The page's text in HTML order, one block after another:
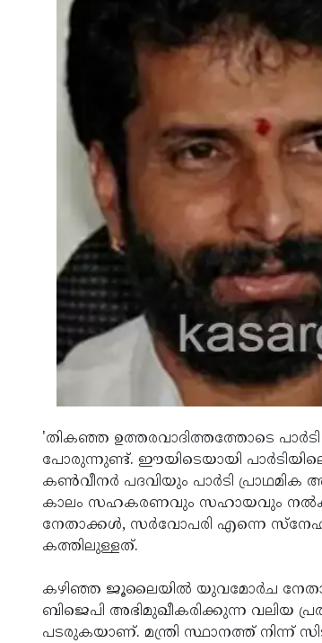
'തികഞ്ഞ ഉത്തരവാദിത്തത്തോടെ
പോരുന്നുണ്ട്. ഈയിടെയായി
കൺവീനർ പദവിയും പാർടി
കാലം സഹകരണവും സഹായവും
നേതാക്കൾ, സർവോപരി എന്നെ
കത്തിലുള്ളത്.
കഴിഞ്ഞ ജൂലൈയിൽ യുവമോർച നേതാവ്
ബിജെപി അഭിമുഖീകരിക്കുന്ന വലിയ
പടരുകയാണ്. മന്ത്രി സ്ഥാനത്ത് നിന്ന്